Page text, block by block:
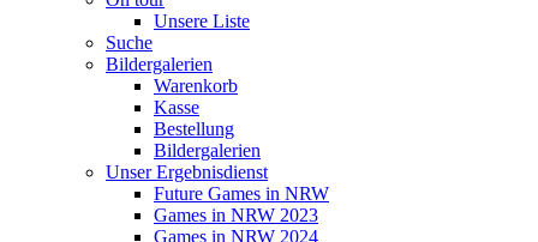
Unsere Liste
Suche
Bildergalerien
Warenkorb
Kasse
Bestellung
Bildergalerien
Unser Ergebnisdienst
Future Games in NRW
Games in NRW 2023
Games in NRW 2024